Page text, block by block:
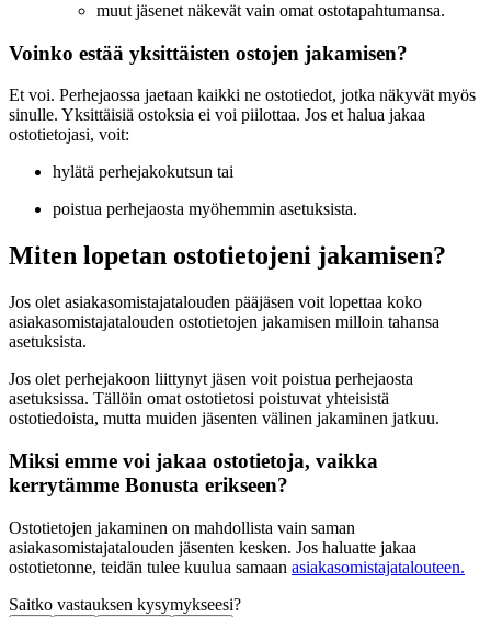
muut jäsenet näkevät vain omat ostotapahtumansa.
Voinko estää yksittäisten ostojen jakamisen?
Et voi. Perhejaossa jaetaan kaikki ne ostotiedot, jotka näkyvät myös
sinulle. Yksittäisiä ostoksia ei voi piilottaa. Jos et halua jakaa
ostotietojasi, voit:
hylätä perhejakokutsun tai
poistua perhejaosta myöhemmin asetuksista.
Miten lopetan ostotietojeni jakamisen?
Jos olet asiakasomistajatalouden pääjäsen voit lopettaa koko
asiakasomistajatalouden ostotietojen jakamisen milloin tahansa
asetuksista.
Jos olet perhejakoon liittynyt jäsen voit poistua perhejaosta
asetuksissa. Tällöin omat ostotietosi poistuvat yhteisistä
ostotiedoista, mutta muiden jäsenten välinen jakaminen jatkuu.
Miksi emme voi jakaa ostotietoja, vaikka
kerrytämme Bonusta erikseen?
Ostotietojen jakaminen on mahdollista vain saman
asiakasomistajatalouden jäsenten kesken. Jos haluatte jakaa
ostotietonne, teidän tulee kuulua samaan asiakasomistajatalouteen.
Saitko vastauksen kysymykseesi?